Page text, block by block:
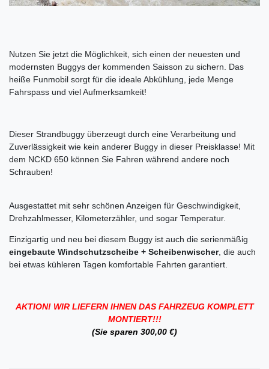
Nutzen Sie jetzt die Möglichkeit, sich einen der neuesten und
modernsten Buggys der kommenden Saisson zu sichern. Das
heiße Funmobil sorgt für die ideale Abkühlung, jede Menge
Fahrspass und viel Aufmerksamkeit!
Dieser Strandbuggy überzeugt durch eine Verarbeitung und
Zuverlässigkeit wie kein anderer Buggy in dieser Preisklasse! Mit
dem NCKD 650 können Sie Fahren während andere noch
Schrauben!
Ausgestattet mit sehr schönen Anzeigen für Geschwindigkeit,
Drehzahlmesser, Kilometerzähler, und sogar Temperatur.
Einzigartig und neu bei diesem Buggy ist auch die serienmäßig
eingebaute Windschutzscheibe + Scheibenwischer, die auch
bei etwas kühleren Tagen komfortable Fahrten garantiert.
AKTION! WIR LIEFERN IHNEN DAS FAHRZEUG KOMPLETT
MONTIERT!!!
(Sie sparen 300,00 €)